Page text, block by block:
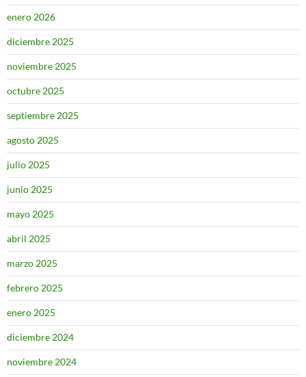
enero 2026
diciembre 2025
noviembre 2025
octubre 2025
septiembre 2025
agosto 2025
julio 2025
junio 2025
mayo 2025
abril 2025
marzo 2025
febrero 2025
enero 2025
diciembre 2024
noviembre 2024